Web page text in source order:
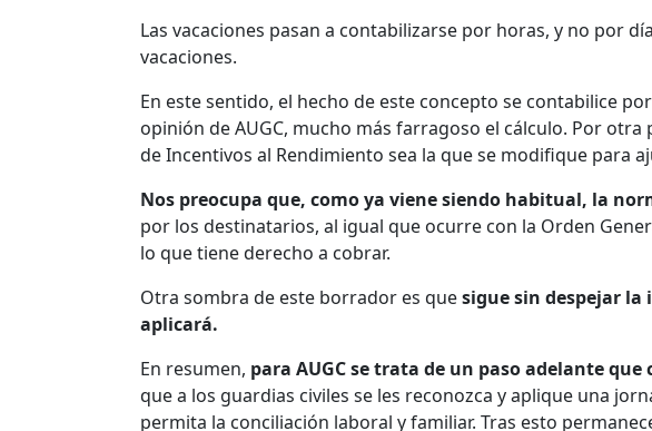
Las vacaciones pasan a contabilizarse por horas, y no por
vacaciones.
En este sentido, el hecho de este concepto se contabilice
opinión de AUGC, mucho más farragoso el cálculo. Por
de Incentivos al Rendimiento sea la que se modifique para
Nos preocupa que, como ya viene siendo habitual, la
por los destinatarios, al igual que ocurre con la Orden
lo que tiene derecho a cobrar.
Otra sombra de este borrador es quesigue sin despejar la
aplicará.
En resumen, para AUGC se trata de un paso adelante que
que a los guardias civiles se les reconozca y aplique una
permita la conciliación laboral y familiar. Tras esto